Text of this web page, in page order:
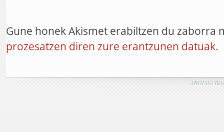
Gune honek Akismet erabiltzen du zaborra
prozesatzen diren zure erantzunen datuak.
ARGIAko